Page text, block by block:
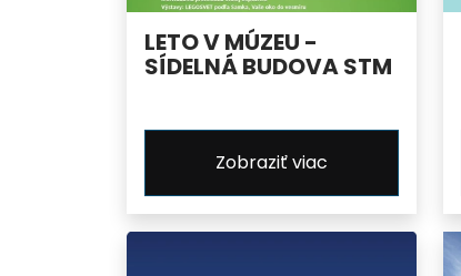
LETO V MÚZEU -
SÍDELNÁ BUDOVA STM
Zobraziť viac